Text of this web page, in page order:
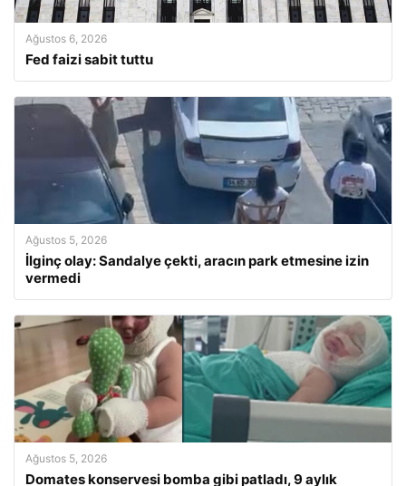
Ağustos 6, 2026
Fed faizi sabit tuttu
Ağustos 5, 2026
İlginç olay: Sandalye çekti, aracın park etmesine izin
vermedi
Ağustos 5, 2026
Domates konservesi bomba gibi patladı, 9 aylık